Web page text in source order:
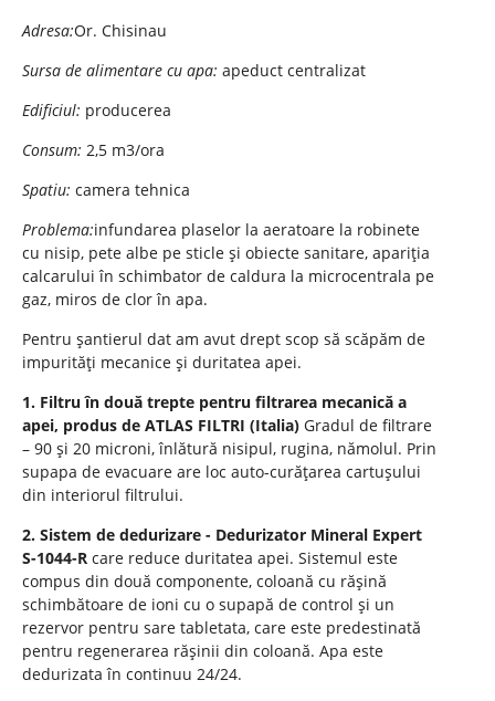
Adresa:Or. Chisinau
Sursa de alimentare cu apa: apeduct centralizat
Edificiul: producerea
Consum: 2,5 m3/ora
Spatiu: camera tehnica
Problema:infundarea plaselor la aeratoare la robinete
cu nisip, pete albe pe sticle și obiecte sanitare, apariția
calcarului în schimbator de caldura la microcentrala pe
gaz, miros de clor în apa.
Pentru șantierul dat am avut drept scop să scăpăm de
impurități mecanice și duritatea apei.
1. Filtru în două trepte pentru filtrarea mecanică a
apei, produs de ATLAS FILTRI (Italia) Gradul de filtrare
– 90 și 20 microni, înlătură nisipul, rugina, nămolul. Prin
supapa de evacuare are loc auto-curățarea cartușului
din interiorul filtrului.
2. Sistem de dedurizare - Dedurizator Mineral Expert
S-1044-R care reduce duritatea apei. Sistemul este
compus din două componente, coloană cu rășină
schimbătoare de ioni cu o supapă de control și un
rezervor pentru sare tabletata, care este predestinată
pentru regenerarea rășinii din coloană. Apa este
dedurizata în continuu 24/24.